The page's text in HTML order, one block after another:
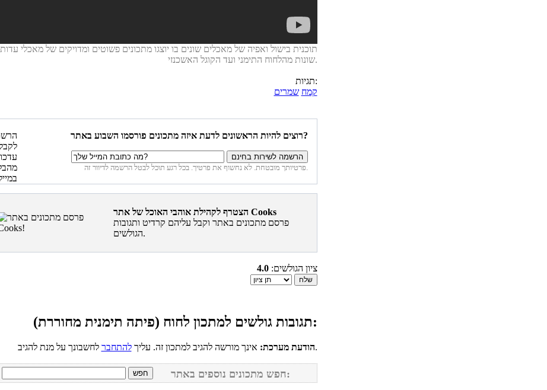
תוכנית בישול ואפיה של מאכלים שונים בו יוצגו מתכונים פשוטים ומדויקים של מאכלי עדות
שונות מהלחוח התימני ועד הקוגל האשכנזי.
תגיות:
קמח שמרים
רוצים להיות הראשונים לדעת איזה מתכונים פורסמו השבוע באתר?
הצטרף לקהילת אוהבי האוכל של אתר Cooks
פרסם מתכונים באתר וקבל עליהם קרדיט ותגובות
הגולשים.
ציון הגולשים:4.0
תגובות גולשים למתכון לחוח (פיתה תימנית מחוררת):
הודעת מערכת: אינך מורשה להגיב למתכון זה. עליךלהתחבר לחשבונך על מנת להגיב.
חפש מתכונים נוספים באתר: